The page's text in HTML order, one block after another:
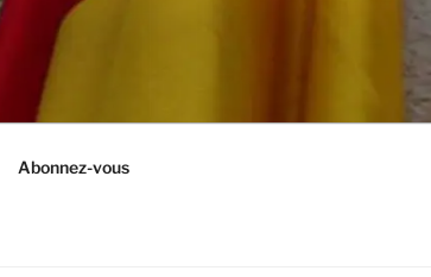
Abonnez-vous